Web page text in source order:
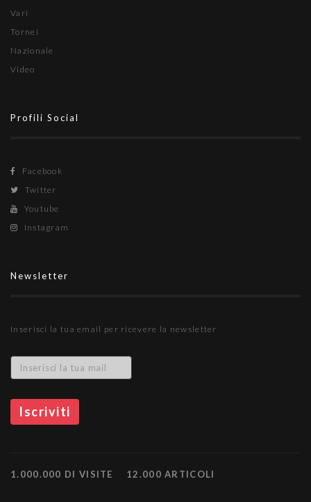
Vari
Tornei
Nazionale
Video
Profili Social
Facebook
Twitter
Youtube
Instagram
Newsletter
Inserisci la tua email per ricevere la newsletter
1.000.000 DI VISITE 12.000 ARTICOLI